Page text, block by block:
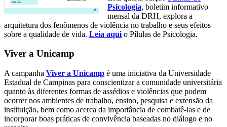
Psicologia, boletim informativo
mensal da DRH, explora a
arquitetura dos fenômenos de violência no trabalho e seus efeitos
sobre a qualidade de vida. Leia aqui o Pílulas de Psicologia.
Viver a Unicamp
A campanha Viver a Unicamp é uma iniciativa da Universidade
Estadual de Campinas para conscientizar a comunidade universitária
quanto às diferentes formas de assédios e violências que podem
ocorrer nos ambientes de trabalho, ensino, pesquisa e extensão da
instituição, bem como acerca da importância de combatê-las e de
incorporar boas práticas de convivência baseadas no diálogo e no